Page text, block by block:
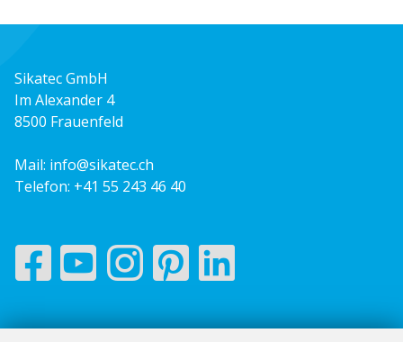
Sikatec GmbH
Im Alexander 4
8500 Frauenfeld
Mail: info@sikatec.ch
Telefon: +41 55 243 46 40